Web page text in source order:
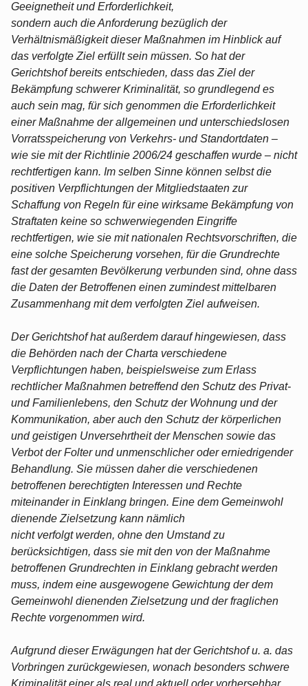
Geeignetheit und Erforderlichkeit,
sondern auch die Anforderung bezüglich der
Verhältnismäßigkeit dieser Maßnahmen im Hinblick auf
das verfolgte Ziel erfüllt sein müssen. So hat der
Gerichtshof bereits entschieden, dass das Ziel der
Bekämpfung schwerer Kriminalität, so grundlegend es
auch sein mag, für sich genommen die Erforderlichkeit
einer Maßnahme der allgemeinen und unterschiedslosen
Vorratsspeicherung von Verkehrs- und Standortdaten –
wie sie mit der Richtlinie 2006/24 geschaffen wurde – nicht
rechtfertigen kann. Im selben Sinne können selbst die
positiven Verpflichtungen der Mitgliedstaaten zur
Schaffung von Regeln für eine wirksame Bekämpfung von
Straftaten keine so schwerwiegenden Eingriffe
rechtfertigen, wie sie mit nationalen Rechtsvorschriften, die
eine solche Speicherung vorsehen, für die Grundrechte
fast der gesamten Bevölkerung verbunden sind, ohne dass
die Daten der Betroffenen einen zumindest mittelbaren
Zusammenhang mit dem verfolgten Ziel aufweisen.
Der Gerichtshof hat außerdem darauf hingewiesen, dass
die Behörden nach der Charta verschiedene
Verpflichtungen haben, beispielsweise zum Erlass
rechtlicher Maßnahmen betreffend den Schutz des Privat-
und Familienlebens, den Schutz der Wohnung und der
Kommunikation, aber auch den Schutz der körperlichen
und geistigen Unversehrtheit der Menschen sowie das
Verbot der Folter und unmenschlicher oder erniedrigender
Behandlung. Sie müssen daher die verschiedenen
betroffenen berechtigten Interessen und Rechte
miteinander in Einklang bringen. Eine dem Gemeinwohl
dienende Zielsetzung kann nämlich
nicht verfolgt werden, ohne den Umstand zu
berücksichtigen, dass sie mit den von der Maßnahme
betroffenen Grundrechten in Einklang gebracht werden
muss, indem eine ausgewogene Gewichtung der dem
Gemeinwohl dienenden Zielsetzung und der fraglichen
Rechte vorgenommen wird.
Aufgrund dieser Erwägungen hat der Gerichtshof u. a. das
Vorbringen zurückgewiesen, wonach besonders schwere
Kriminalität einer als real und aktuell oder vorhersehbar